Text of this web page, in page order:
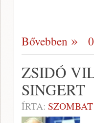
Bővebben
ZSIDÓ
SINGERT
ÍRTA: SZOMBAT